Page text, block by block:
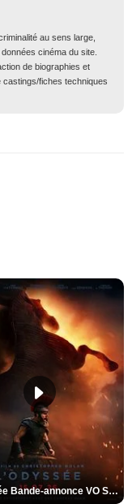
au sens large,
cinéma du site.
de biographies et
fiches techniques
L'Odyssée Bande-annonce VO STFR